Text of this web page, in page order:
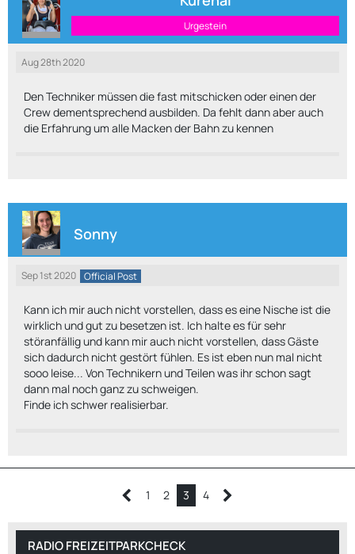
Urgestein
Aug 28th 2020
Den Techniker müssen die fast mitschicken oder einen der
Crew dementsprechend ausbilden. Da fehlt dann aber auch
die Erfahrung um alle Macken der Bahn zu kennen
Sonny
Sep 1st 2020 Official Post
Kann ich mir auch nicht vorstellen, dass es eine Nische ist die
wirklich und gut zu besetzen ist. Ich halte es für sehr
störanfällig und kann mir auch nicht vorstellen, dass Gäste
sich dadurch nicht gestört fühlen. Es ist eben nun mal nicht
sooo leise... Von Technikern und Teilen was ihr schon sagt
dann mal noch ganz zu schweigen.
Finde ich schwer realisierbar.
1 2 3 4
RADIO FREIZEITPARKCHECK